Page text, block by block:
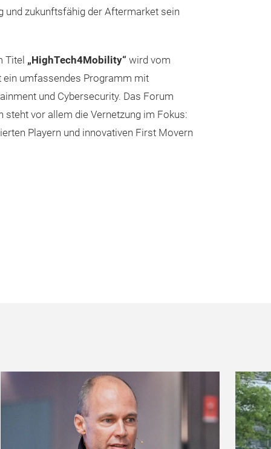
und zukunftsfähig der Aftermarket sein
Titel „HighTech4Mobility“ wird vom
ein umfassendes Programm mit
und Cybersecurity. Das Forum
vor allem die Vernetzung im Fokus:
Playern und innovativen First Movern